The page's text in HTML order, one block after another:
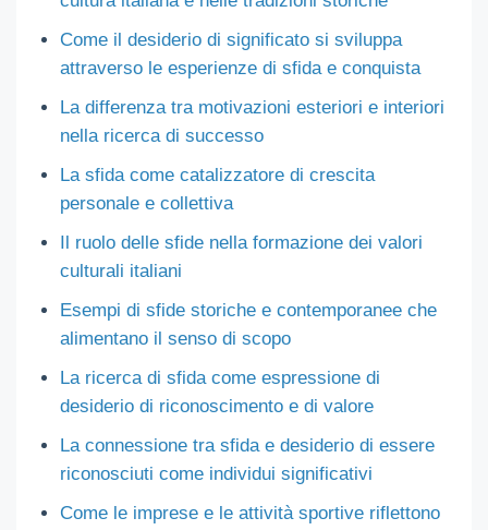
Come il desiderio di significato si sviluppa
attraverso le esperienze di sfida e conquista
La differenza tra motivazioni esteriori e interiori
nella ricerca di successo
La sfida come catalizzatore di crescita
personale e collettiva
Il ruolo delle sfide nella formazione dei valori
culturali italiani
Esempi di sfide storiche e contemporanee che
alimentano il senso di scopo
La ricerca di sfida come espressione di
desiderio di riconoscimento e di valore
La connessione tra sfida e desiderio di essere
riconosciuti come individui significativi
Come le imprese e le attività sportive riflettono